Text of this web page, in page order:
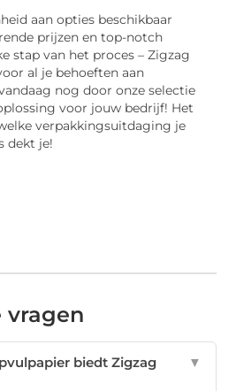
aan opties beschikbaar
prijzen en top-notch
stap van het proces – Zigzag
al je behoeften aan
nog door onze selectie
voor jouw bedrijf! Het
verpakkingsuitdaging je
dekt je!
vragen
biedt Zigzag
▼